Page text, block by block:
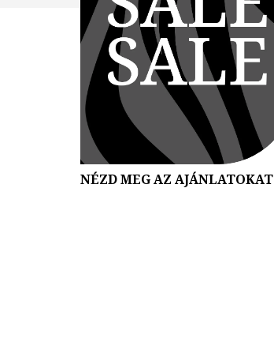
NÉZD MEG AZ AJÁNLATOKAT